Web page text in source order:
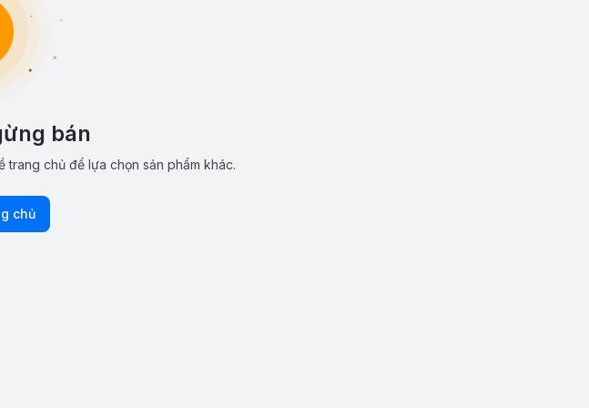
bán
trang chủ để lựa chọn sản phẩm khác.
chủ